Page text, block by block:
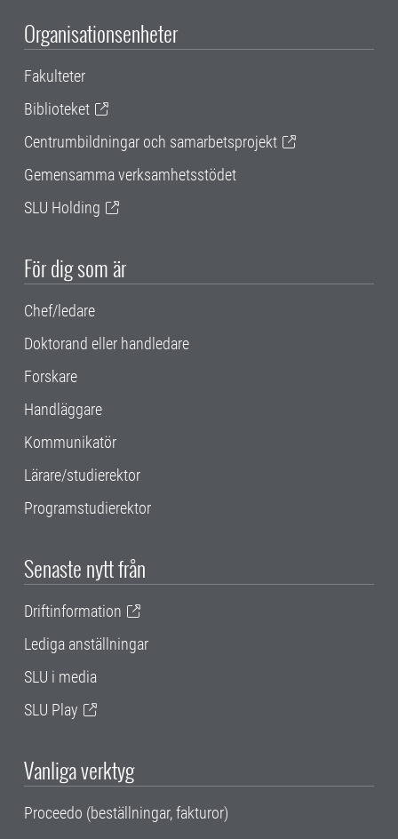
Organisationsenheter
Fakulteter
Biblioteket
Centrumbildningar och samarbetsprojekt
Gemensamma verksamhetsstödet
SLU Holding
För dig som är
Chef/ledare
Doktorand eller handledare
Forskare
Handläggare
Kommunikatör
Lärare/studierektor
Programstudierektor
Senaste nytt från
Driftinformation
Lediga anställningar
SLU i media
SLU Play
Vanliga verktyg
Proceedo (beställningar, fakturor)